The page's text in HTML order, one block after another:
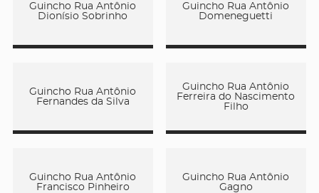
Guincho Rua Antônio
Dionísio Sobrinho
Guincho Rua Antônio
Domeneguetti
Guincho Rua Antônio
Fernandes da Silva
Guincho Rua Antônio
Ferreira do Nascimento
Filho
Guincho Rua Antônio
Francisco Pinheiro
Guincho Rua Antônio
Gagno